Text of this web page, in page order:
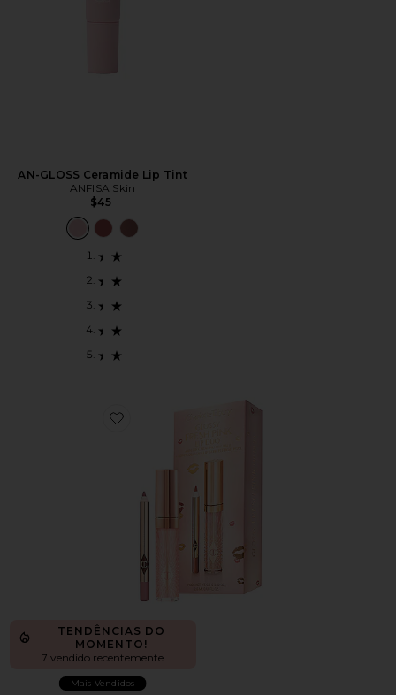
AN-GLOSS Ceramide Lip Tint
ANFISA Skin
$45
Favorite Glossy Fresh Pink Lip Duo
TENDÊNCIAS DO
MOMENTO!
7 vendido recentemente
Mais Vendidos